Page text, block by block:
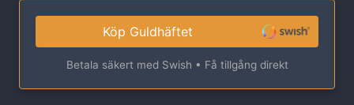
Köp Guldhäftet
Betala säkert med Swish • Få tillgång direkt